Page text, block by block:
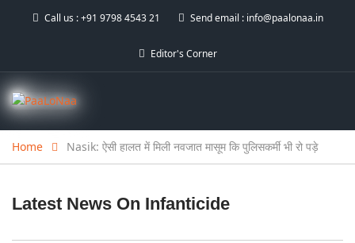
Call us :+91 9798 4543 21 Send email : info@paalonaa.in
Editor's Corner
Home Nasik: ऐसी हालत में मिली नवजात मासूम कि पुलिसकर्मी भी रो पड़े
Latest News On Infanticide